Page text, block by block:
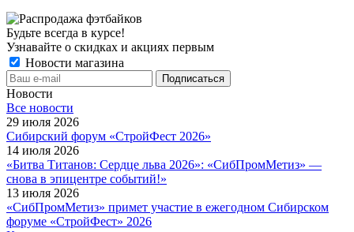
Будьте всегда в курсе!
Узнавайте о скидках и акциях первым
Новости магазина
Новости
Все новости
29 июля 2026
Сибирский форум «СтройФест 2026»
14 июля 2026
«Битва Титанов: Сердце льва 2026»: «СибПромМетиз» —
снова в эпицентре событий!»
13 июля 2026
«СибПромМетиз» примет участие в ежегодном Сибирском
форуме «СтройФест» 2026